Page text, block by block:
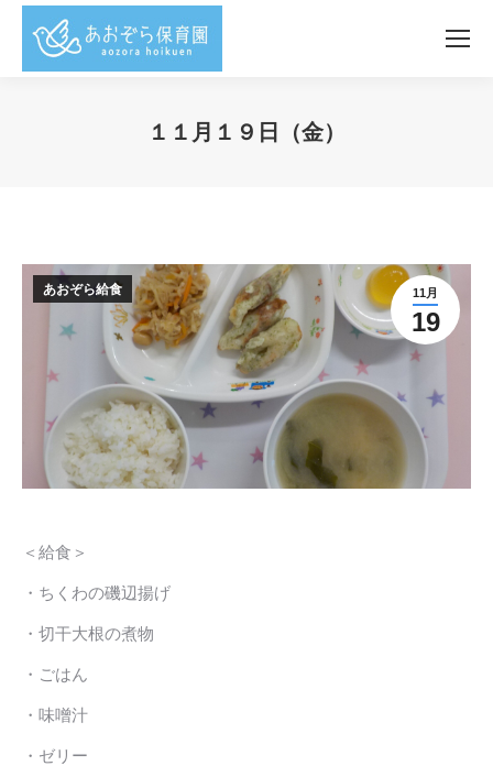
１１月１９日（金）
11月
19
あおぞら給食
＜給食＞
・ちくわの磯辺揚げ
・切干大根の煮物
・ごはん
・味噌汁
・ゼリー